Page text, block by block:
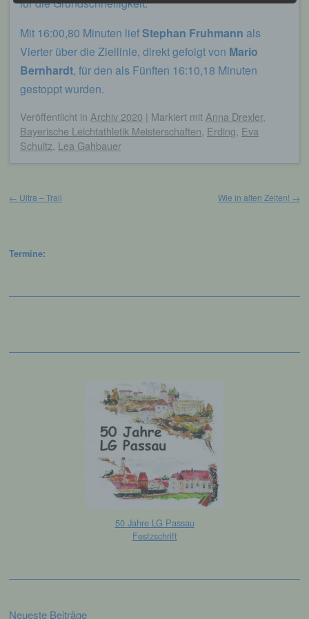
Mit 16:00,80 Minuten liefStephan Fruhmann als
Vierter über die Ziellinie, direkt gefolgt von Mario
Bernhardt, für den als Fünften 16:10,18 Minuten
gestoppt wurden.
Veröffentlicht in Archiv 2020 | Markiert mit Anna Drexler,
Bayerische Leichtathletik Meisterschaften Erding Eva
Schultz Lea Gahbauer
← Ultra – Trail Wie in alten Zeiten! →
Termine:
50 Jahre LG Passau
Festzschrift
Neueste Beiträge
h) Auftragsverarbeiter
Auftragsverarbeiter ist eine natürliche oder
juristische Person, Behörde, Einrichtung
oder andere Stelle, die personenbezogene
verarbeitet.
i) Empfänger
Person, Behörde, Einrichtung oder andere
personenbezogene Daten erhalten, gelten
j) Dritter
Dritter ist eine natürliche oder juristische
Person, Behörde, Einrichtung oder andere
Stelle außer der betroffenen Person, dem
Verantwortlichen, dem Auftragsverarbeiter
und den Personen, die unter der
unmittelbaren Verantwortung des
Verantwortlichen oder des
Auftragsverarbeiters befugt sind, die
personenbezogenen Daten zu verarbeiten.
k) Einwilligung
einer Erklärung oder einer sonstigen